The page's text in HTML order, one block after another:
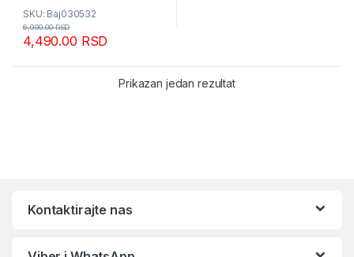
SKU: Baj030532
4,490.00 RSD
6,990.00RSD
Prikazan jedan rezultat
Kontaktirajte nas